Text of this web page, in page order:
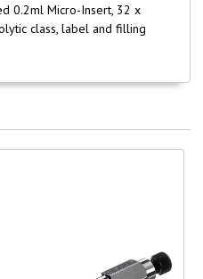
0.2ml Micro-Insert, 32 x
class, label and filling